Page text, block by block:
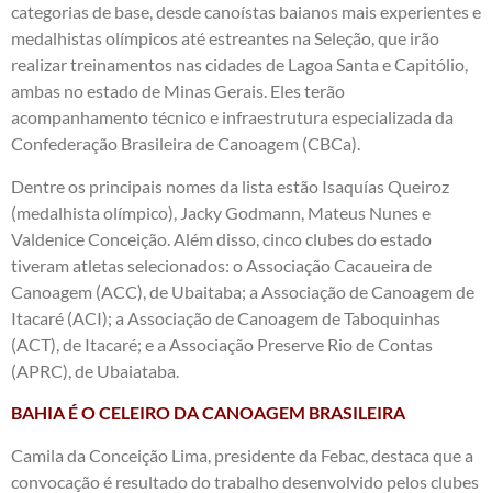
categorias de base, desde canoístas baianos mais experientes e
medalhistas olímpicos até estreantes na Seleção, que irão
realizar treinamentos nas cidades de Lagoa Santa e Capitólio,
ambas no estado de Minas Gerais. Eles terão
acompanhamento técnico e infraestrutura especializada da
Confederação Brasileira de Canoagem (CBCa).
Dentre os principais nomes da lista estão Isaquías Queiroz
(medalhista olímpico), Jacky Godmann, Mateus Nunes e
Valdenice Conceição. Além disso, cinco clubes do estado
tiveram atletas selecionados: o Associação Cacaueira de
Canoagem (ACC), de Ubaitaba; a Associação de Canoagem de
Itacaré (ACI); a Associação de Canoagem de Taboquinhas
(ACT), de Itacaré; e a Associação Preserve Rio de Contas
(APRC), de Ubaiataba.
BAHIA É O CELEIRO DA CANOAGEM BRASILEIRA
Camila da Conceição Lima, presidente da Febac, destaca que a
convocação é resultado do trabalho desenvolvido pelos clubes